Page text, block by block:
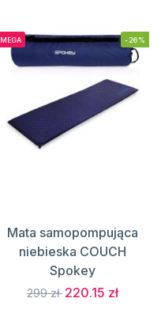
MEGA -26%
Mata samopompująca
niebieska COUCH
Spokey
299 zł 220.15 zł